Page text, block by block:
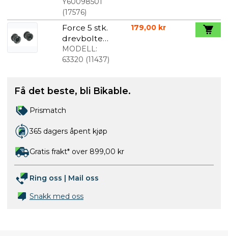
(17576)
Force 5 stk.
drevbolter
svart
MODELL:
63320 (11437)
179,00 kr
Få det beste, bli Bikable.
Prismatch
365 dagers åpent kjøp
Gratis frakt* over 899,00 kr
Ring oss | Mail oss
Snakk med oss